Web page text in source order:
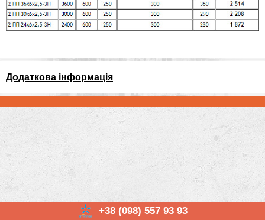
+38 (098) 557 93 93
Додаткова інформація